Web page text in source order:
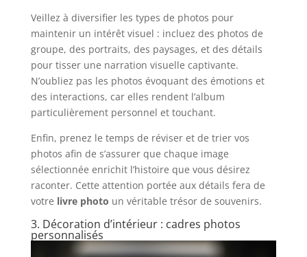
Veillez à diversifier les types de photos pour
maintenir un intérêt visuel : incluez des photos de
groupe, des portraits, des paysages, et des détails
pour tisser une narration visuelle captivante.
N’oubliez pas les photos évoquant des émotions et
des interactions, car elles rendent l’album
particulièrement personnel et touchant.
Enfin, prenez le temps de réviser et de trier vos
photos afin de s’assurer que chaque image
sélectionnée enrichit l’histoire que vous désirez
raconter. Cette attention portée aux détails fera de
votre livre photo un véritable trésor de souvenirs.
3. Décoration d’intérieur : cadres photos
personnalisés